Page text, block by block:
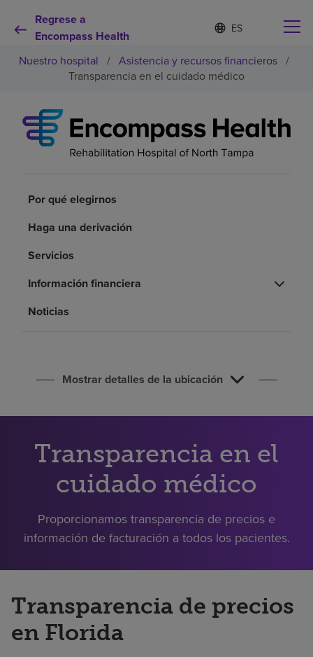
Regrese a
Encompass Health
Lista
de
idiomas
contraída
d
o
m
e
c
Por qué debe elegirnos
Servicios de rehabilitación
Pacientes y cuidadores
Acerca de nosotros
Nuestro hospital / Asistencia y recursos financieros /
Transparencia en el cuidado médico
Por qué elegirnos
Haga una derivación
Servicios
Información financiera
Noticias
Mostrar detalles de la ubicación
Transparencia en el
cuidado médico
Proporcionamos transparencia de precios e
información de facturación a todos los pacientes.
Transparencia de precios
en Florida